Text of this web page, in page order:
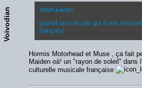
Voivodian Totof a écrit:
quand on voit par qui il est
français!
Hormis Motorhead et Muse , ça fait
Maiden oà¹ un "rayon de soleil" dans
culturelle musicale française